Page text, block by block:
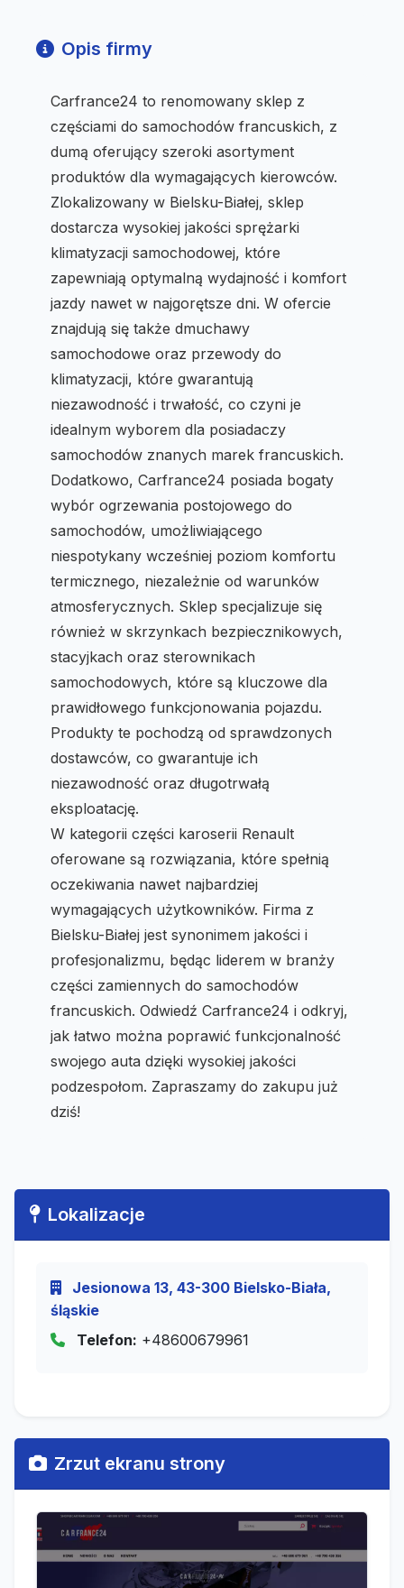
Opis firmy
Carfrance24 to renomowany sklep z
częściami do samochodów francuskich, z
dumą oferujący szeroki asortyment
produktów dla wymagających kierowców.
Zlokalizowany w Bielsku-Białej, sklep
dostarcza wysokiej jakości sprężarki
klimatyzacji samochodowej, które
zapewniają optymalną wydajność i komfort
jazdy nawet w najgorętsze dni. W ofercie
znajdują się także dmuchawy
samochodowe oraz przewody do
klimatyzacji, które gwarantują
niezawodność i trwałość, co czyni je
idealnym wyborem dla posiadaczy
samochodów znanych marek francuskich.
Dodatkowo, Carfrance24 posiada bogaty
wybór ogrzewania postojowego do
samochodów, umożliwiającego
niespotykany wcześniej poziom komfortu
termicznego, niezależnie od warunków
atmosferycznych. Sklep specjalizuje się
również w skrzynkach bezpiecznikowych,
stacyjkach oraz sterownikach
samochodowych, które są kluczowe dla
prawidłowego funkcjonowania pojazdu.
Produkty te pochodzą od sprawdzonych
dostawców, co gwarantuje ich
niezawodność oraz długotrwałą
eksploatację.
W kategorii części karoserii Renault
oferowane są rozwiązania, które spełnią
oczekiwania nawet najbardziej
wymagających użytkowników. Firma z
Bielsku-Białej jest synonimem jakości i
profesjonalizmu, będąc liderem w branży
części zamiennych do samochodów
francuskich. Odwiedź Carfrance24 i odkryj,
jak łatwo można poprawić funkcjonalność
swojego auta dzięki wysokiej jakości
podzespołom. Zapraszamy do zakupu już
dziś!
Lokalizacje
Jesionowa 13, 43-300 Bielsko-Biała,
śląskie
Telefon: +48600679961
Zrzut ekranu strony